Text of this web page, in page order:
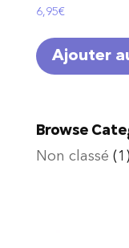
6,95€
Ajouter
Browse
Non classé (1)